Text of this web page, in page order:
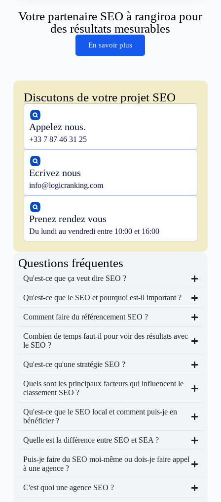
Votre partenaire SEO à rangiroa pour
des résultats mesurables
En savoir plus
Discutons de votre projet SEO
Appelez nous.
+33 7 87 46 31 25
Ecrivez nous
info@logicranking.com
Prenez rendez vous
Du lundi au vendredi entre 10:00 et 16:00
Questions fréquentes
Qu'est-ce que ça veut dire SEO ?
Qu'est-ce que le SEO et pourquoi est-il important ?
Comment faire du référencement SEO ?
Combien de temps faut-il pour voir des résultats avec
le SEO ?
Qu'est-ce qu'une stratégie SEO ?
Quels sont les principaux facteurs qui influencent le
classement SEO ?
Qu'est-ce que le SEO local et comment puis-je en
bénéficier ?
Quelle est la différence entre SEO et SEA ?
Puis-je faire du SEO moi-même ou dois-je faire appel
à une agence ?
C'est quoi une agence SEO ?